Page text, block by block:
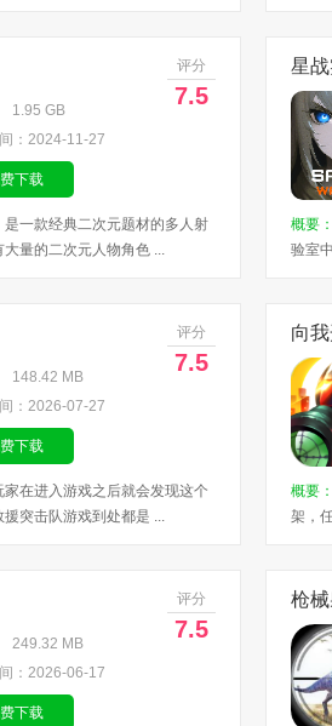
评分
7.5
1.95 GB
：2024-11-27
下载
是一款经典二次元题材的多人射
量的二次元人物角色 ...
星
概要：
验室
评分
7.5
148.42 MB
：2026-07-27
下载
在进入游戏之后就会发现这个
突击队游戏到处都是 ...
向
概要：
架，
评分
7.5
249.32 MB
：2026-06-17
下载
枪